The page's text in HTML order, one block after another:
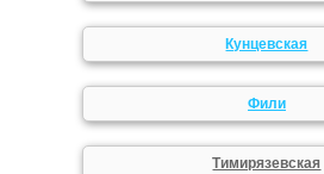
Кунцевская
Фили
Тимирязевская